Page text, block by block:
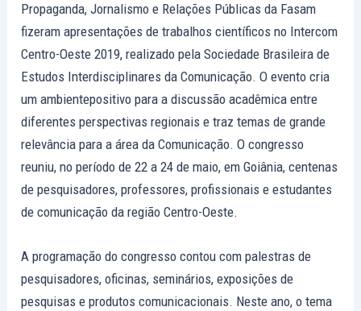
Propaganda, Jornalismo e Relações Públicas da Fasam
fizeram apresentações de trabalhos científicos no Intercom
Centro-Oeste 2019, realizado pela Sociedade Brasileira de
Estudos Interdisciplinares da Comunicação. O evento cria
um ambientepositivo para a discussão acadêmica entre
diferentes perspectivas regionais e traz temas de grande
relevância para a área da Comunicação. O congresso
reuniu, no período de 22 a 24 de maio, em Goiânia, centenas
de pesquisadores, professores, profissionais e estudantes
de comunicação da região Centro-Oeste.
A programação do congresso contou com palestras de
pesquisadores, oficinas, seminários, exposições de
pesquisas e produtos comunicacionais. Neste ano, o tema